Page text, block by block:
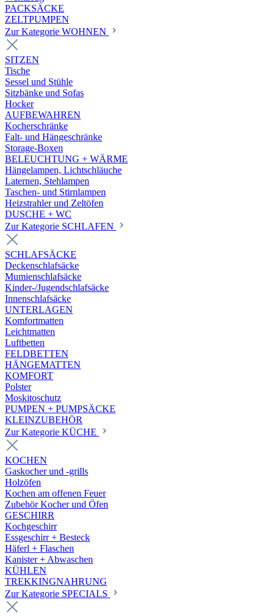
PACKSÄCKE
ZELTPUMPEN
Zur Kategorie WOHNEN
SITZEN
Tische
Sessel und Stühle
Sitzbänke und Sofas
Hocker
AUFBEWAHREN
Kocherschränke
Falt- und Hängeschränke
Storage-Boxen
BELEUCHTUNG + WÄRME
Hängelampen, Lichtschläuche
Laternen, Stehlampen
Taschen- und Stirnlampen
Heizstrahler und Zeltöfen
DUSCHE + WC
Zur Kategorie SCHLAFEN
SCHLAFSÄCKE
Deckenschlafsäcke
Mumienschlafsäcke
Kinder-/Jugendschlafsäcke
Innenschlafsäcke
UNTERLAGEN
Komfortmatten
Leichtmatten
Luftbetten
FELDBETTEN
HÄNGEMATTEN
KOMFORT
Polster
Moskitoschutz
PUMPEN + PUMPSÄCKE
KLEINZUBEHÖR
Zur Kategorie KÜCHE
KOCHEN
Gaskocher und -grills
Holzöfen
Kochen am offenen Feuer
Zubehör Kocher und Öfen
GESCHIRR
Kochgeschirr
Essgeschirr + Besteck
Häferl + Flaschen
Kanister + Abwaschen
KÜHLEN
TREKKINGNAHRUNG
Zur Kategorie SPECIALS